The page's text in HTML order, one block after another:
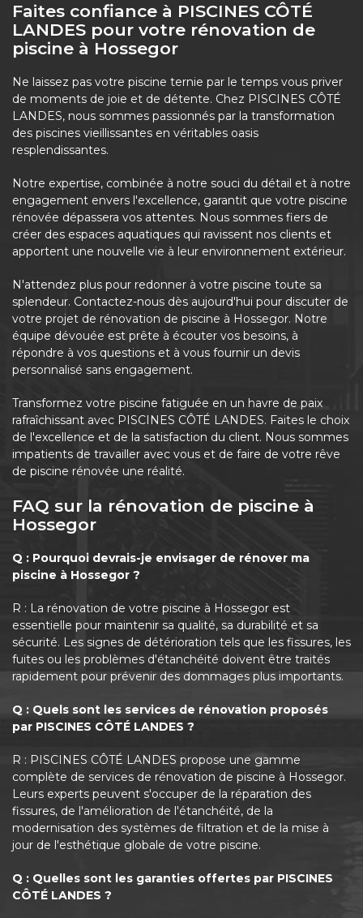
Faites confiance à PISCINES CÔTÉ
LANDES pour votre rénovation de
piscine à Hossegor
Ne laissez pas votre piscine ternie par le temps vous priver
de moments de joie et de détente. Chez PISCINES CÔTÉ
LANDES, nous sommes passionnés par la transformation
des piscines vieillissantes en véritables oasis
resplendissantes.
Notre expertise, combinée à notre souci du détail et à notre
engagement envers l'excellence, garantit que votre piscine
rénovée dépassera vos attentes. Nous sommes fiers de
créer des espaces aquatiques qui ravissent nos clients et
apportent une nouvelle vie à leur environnement extérieur.
N'attendez plus pour redonner à votre piscine toute sa
splendeur. Contactez-nous dès aujourd'hui pour discuter de
votre projet de rénovation de piscine à Hossegor. Notre
équipe dévouée est prête à écouter vos besoins, à
répondre à vos questions et à vous fournir un devis
personnalisé sans engagement.
Transformez votre piscine fatiguée en un havre de paix
rafraîchissant avec PISCINES CÔTÉ LANDES. Faites le choix
de l'excellence et de la satisfaction du client. Nous sommes
impatients de travailler avec vous et de faire de votre rêve
de piscine rénovée une réalité.
FAQ sur la rénovation de piscine à
Hossegor
Q : Pourquoi devrais-je envisager de rénover ma
piscine à Hossegor ?
R : La rénovation de votre piscine à Hossegor est
essentielle pour maintenir sa qualité, sa durabilité et sa
sécurité. Les signes de détérioration tels que les fissures, les
fuites ou les problèmes d'étanchéité doivent être traités
rapidement pour prévenir des dommages plus importants.
Q : Quels sont les services de rénovation proposés
par PISCINES CÔTÉ LANDES ?
R : PISCINES CÔTÉ LANDES propose une gamme
complète de services de rénovation de piscine à Hossegor.
Leurs experts peuvent s'occuper de la réparation des
fissures, de l'amélioration de l'étanchéité, de la
modernisation des systèmes de filtration et de la mise à
jour de l'esthétique globale de votre piscine.
Q : Quelles sont les garanties offertes par PISCINES
CÔTÉ LANDES ?